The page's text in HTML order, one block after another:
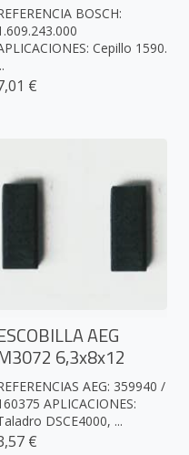
BOSCH:
Cepillo 1590.
€
AEG
6,3x8x12
AEG: 359940 /
APLICACIONES:
DSCE4000, ...
€